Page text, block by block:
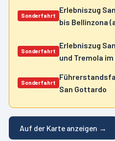
Sonderfahrt
Erlebniszug
bis Bellinzona
Sonderfahrt
Erlebniszug
und Tremola
Sonderfahrt
San Gottardo
Auf der Karte anzeigen →